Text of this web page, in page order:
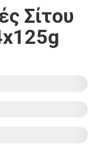
Σίτου